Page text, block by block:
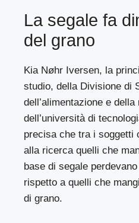
La segale fa
del grano
Kia Nøhr Iversen, la
studio, della Divisione di
dell’alimentazione e della
dell’università di
precisa che tra i soggetti
alla ricerca quelli che
base di segale
rispetto a quelli che
di grano.